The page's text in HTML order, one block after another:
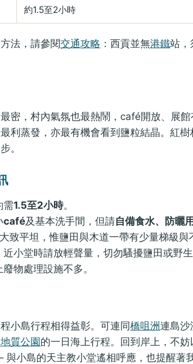
約1.5至2小時
法，請參閱交通攻略 ：西貢並無港鐵站，
密，村內氣氛也最熱鬧，café開放、展
利蒸發，亦最有機會看到鹽粒結晶。紅
。
需1.5至2小時。
café及基本洗手間，但請自備食水、防曬
致平坦，惟鹽田與木道一帶有少量梯級與
近小堂時請放輕聲量，切勿騷擾鹽田或野生
物處理設施不多。
小島行程相得益彰。可連同橋咀洲連島沙
質公園的一日海上行程。回到岸上，不妨
與小島的天主教小堂遙相呼應，也提醒著